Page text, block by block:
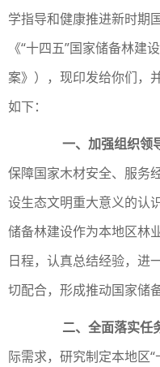
学指导和健康推进新时期
《“十四五”国家储备林建
案》），现印发给你们，
如下：
一、加强组织领
保障国家木材安全、服务
设生态文明重大意义的认
储备林建设作为本地区林
日程，认真总结经验，进
切配合，形成推动国家储
二、全面落实任
际需求，研究制定本地区